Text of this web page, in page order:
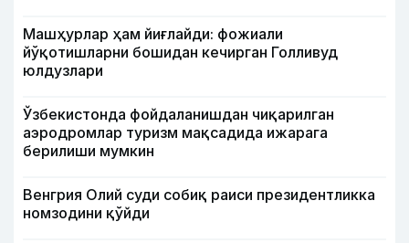
Машҳурлар ҳам йиғлайди: фожиали
йўқотишларни бошидан кечирган Голливуд
юлдузлари
Ўзбекистонда фойдаланишдан чиқарилган
аэродромлар туризм мақсадида ижарага
берилиши мумкин
Венгрия Олий суди собиқ раиси президентликка
номзодини қўйди